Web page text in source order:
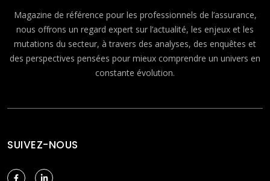
Magazine de référence pour les professionnels de l’assurance,
nous offrons un regard expert sur l’actualité, les enjeux et les
mutations du secteur, à travers des analyses, des enquêtes et
des perspectives pensées pour mieux comprendre un univers en
constante évolution.
SUIVEZ-NOUS